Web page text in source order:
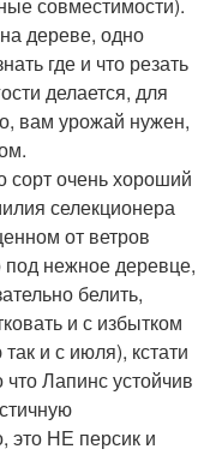
дереве, одно
где и что резать
делается, для
вам урожай нужен,
сорт очень хороший
селекционера
от ветров
под нежное деревце,
белить,
и с избытком
и с июля), кстати
Лапинс устойчив
это НЕ персик и